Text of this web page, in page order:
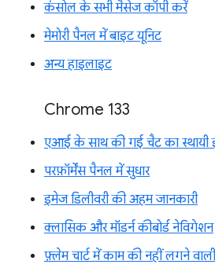
कंसोल के सभी मैसेज कॉपी करें
मेमोरी पैनल में बाइट यूनिट
अन्य हाइलाइट
Chrome 133
एआई के साथ की गई चैट का स्थायी
परफ़ॉर्मेंस पैनल में सुधार
इमेज डिलीवरी की अहम जानकारी
क्लासिक और मॉडर्न कीबोर्ड नेविगेशन
फ़्लेम चार्ट में काम की नहीं लगने